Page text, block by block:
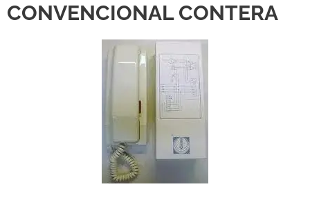
CONVENCIONAL CONTERA